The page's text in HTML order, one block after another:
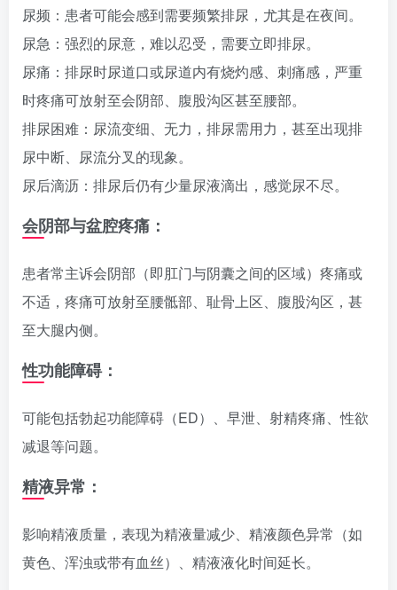
尿频：患者可能会感到需要频繁排尿，尤其是在夜间。
尿急：强烈的尿意，难以忍受，需要立即排尿。
尿痛：排尿时尿道口或尿道内有烧灼感、刺痛感，严重
时疼痛可放射至会阴部、腹股沟区甚至腰部。
排尿困难：尿流变细、无力，排尿需用力，甚至出现排
尿中断、尿流分叉的现象。
尿后滴沥：排尿后仍有少量尿液滴出，感觉尿不尽。
会阴部与盆腔疼痛：
患者常主诉会阴部（即肛门与阴囊之间的区域）疼痛或
不适，疼痛可放射至腰骶部、耻骨上区、腹股沟区，甚
至大腿内侧。
性功能障碍：
可能包括勃起功能障碍（ED）、早泄、射精疼痛、性欲
减退等问题。
精液异常：
影响精液质量，表现为精液量减少、精液颜色异常（如
黄色、浑浊或带有血丝）、精液液化时间延长。